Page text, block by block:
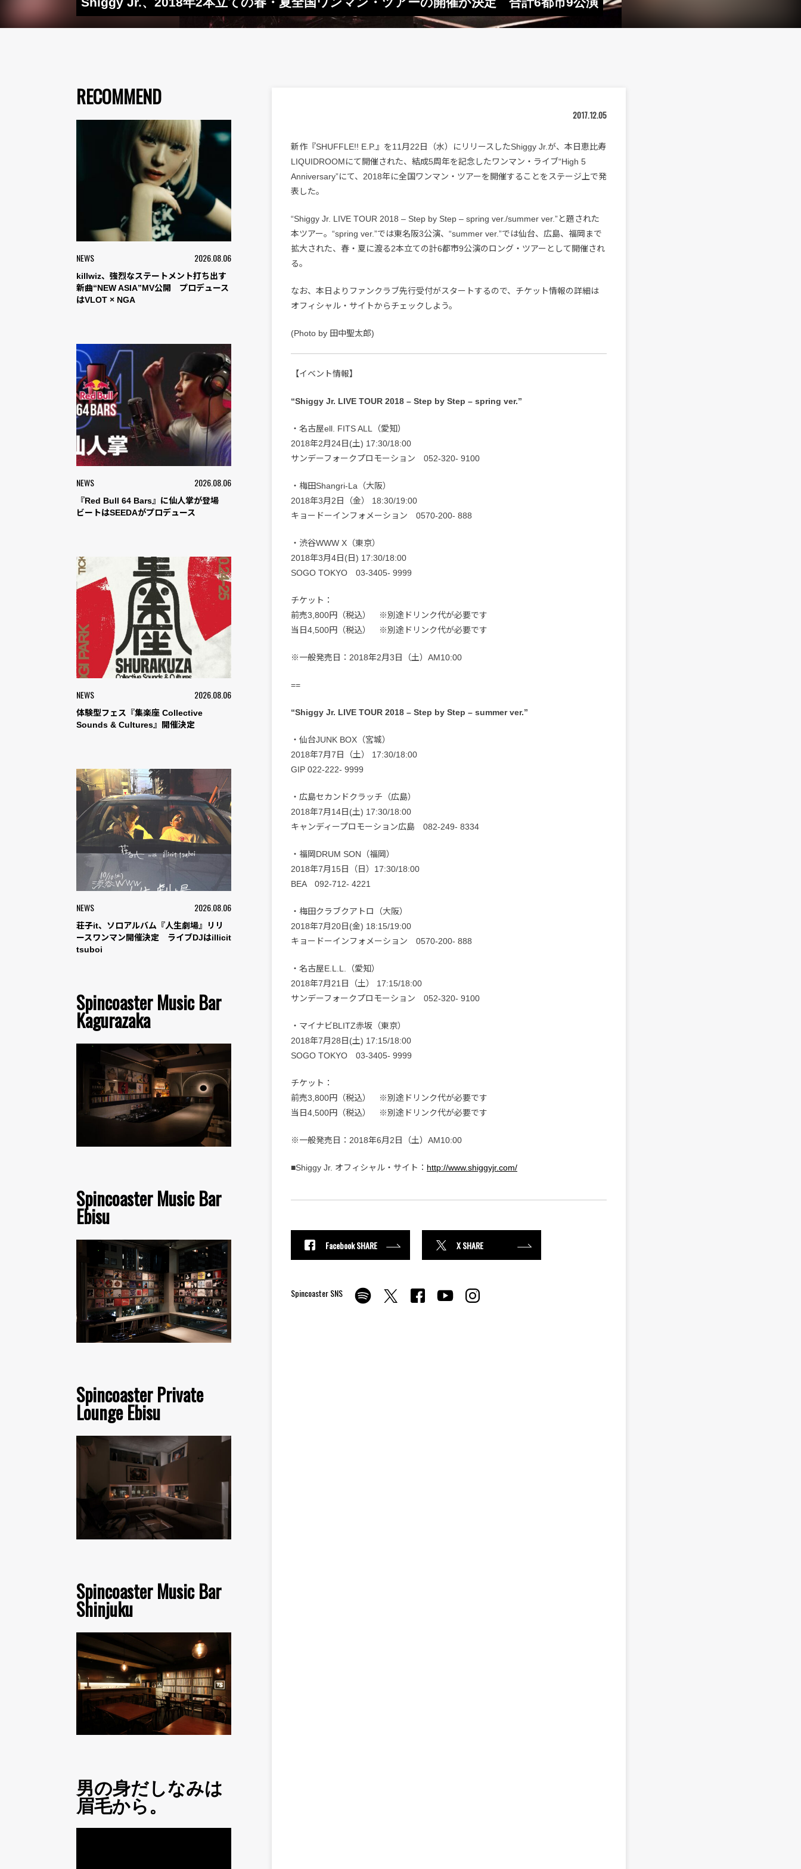
RECOMMEND
NEWS 2026.08.06
killwiz、強烈なステートメント打ち出す
新曲“NEW ASIA”MV公開 プロデュース
はVLOT × NGA
NEWS 2026.08.06
『Red Bull 64 Bars』に仙人掌が登場
ビートはSEEDAがプロデュース
NEWS 2026.08.06
体験型フェス『集楽座 Collective
Sounds & Cultures』開催決定
NEWS 2026.08.06
荘子it、ソロアルバム『人生劇場』リリ
ースワンマン開催決定 ライブDJはillicit
tsuboi
Spincoaster Music Bar
Kagurazaka
Spincoaster Music Bar
Ebisu
Spincoaster Private
Lounge Ebisu
Spincoaster Music Bar
Shinjuku
男の身だしなみは
眉毛から。
2017.12.05
新作『SHUFFLE!! E.P.』を11月22日（水）にリリースしたShiggy Jr.が、本日恵比寿
LIQUIDROOMにて開催された、結成5周年を記念したワンマン・ライブ“High 5
Anniversary”にて、2018年に全国ワンマン・ツアーを開催することをステージ上で発
表した。
“Shiggy Jr. LIVE TOUR 2018 – Step by Step – spring ver./summer ver.”と題された
本ツアー。“spring ver.”では東名阪3公演、“summer ver.”では仙台、広島、福岡まで
拡大された、春・夏に渡る2本立ての計6都市9公演のロング・ツアーとして開催され
る。
なお、本日よりファンクラブ先行受付がスタートするので、チケット情報の詳細は
オフィシャル・サイトからチェックしよう。
(Photo by 田中聖太郎)
【イベント情報】
“Shiggy Jr. LIVE TOUR 2018 – Step by Step – spring ver.”
・名古屋ell. FITS ALL（愛知）
2018年2月24日(土) 17:30/18:00
サンデーフォークプロモーション 052-320- 9100
・梅田Shangri-La（大阪）
2018年3月2日（金） 18:30/19:00
キョードーインフォメーション 0570-200- 888
・渋谷WWW X（東京）
2018年3月4日(日) 17:30/18:00
SOGO TOKYO 03-3405- 9999
チケット：
前売3,800円（税込） ※別途ドリンク代が必要です
当日4,500円（税込） ※別途ドリンク代が必要です
※一般発売日：2018年2月3日（土）AM10:00
==
“Shiggy Jr. LIVE TOUR 2018 – Step by Step – summer ver.”
・仙台JUNK BOX（宮城）
2018年7月7日（土） 17:30/18:00
GIP 022-222- 9999
・広島セカンドクラッチ（広島）
2018年7月14日(土) 17:30/18:00
キャンディープロモーション広島 082-249- 8334
・福岡DRUM SON（福岡）
2018年7月15日（日）17:30/18:00
BEA 092-712- 4221
・梅田クラブクアトロ（大阪）
2018年7月20日(金) 18:15/19:00
キョードーインフォメーション 0570-200- 888
・名古屋E.L.L.（愛知）
2018年7月21日（土） 17:15/18:00
サンデーフォークプロモーション 052-320- 9100
・マイナビBLITZ赤坂（東京）
2018年7月28日(土) 17:15/18:00
SOGO TOKYO 03-3405- 9999
チケット：
前売3,800円（税込） ※別途ドリンク代が必要です
当日4,500円（税込） ※別途ドリンク代が必要です
※一般発売日：2018年6月2日（土）AM10:00
■Shiggy Jr. オフィシャル・サイト： http://www.shiggyjr.com/
Facebook SHARE X SHARE
Spincoaster SNS